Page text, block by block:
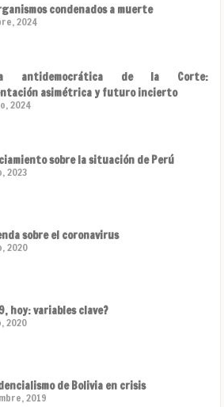
condenados a muerte
2024
antidemocrática de la Corte:
asimétrica y futuro incierto
2024
sobre la situación de Perú
2023
sobre el coronavirus
2020
hoy: variables clave?
2020
de Bolivia en crisis
2019